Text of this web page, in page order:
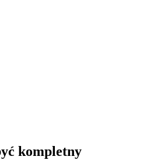
kompletny